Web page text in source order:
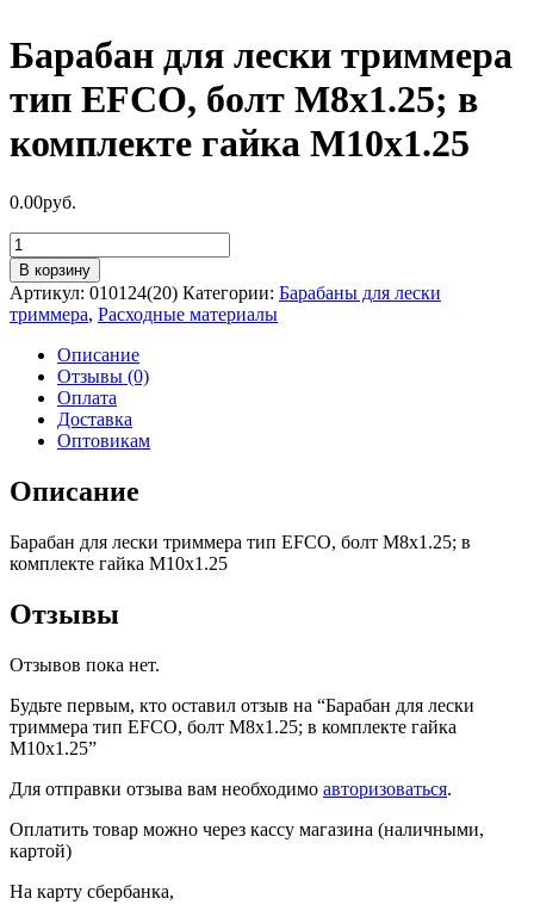
Барабан для лески триммера
тип EFCO, болт М8х1.25; в
комплекте гайка М10х1.25
0.00руб.
Количество
товара
Барабан
для
лески
триммера
EFCO,
болт
М8х1.25;
комплекте
гайка
В корзину
Артикул: 010124(20) Категории: Барабаны для лески
триммера, Расходные материалы
Описание
Отзывы (0)
Оплата
Доставка
Оптовикам
Описание
Барабан для лески триммера тип EFCO, болт М8х1.25; в
комплекте гайка М10х1.25
Отзывы
Отзывов пока нет.
Будьте первым, кто оставил отзыв на “Барабан для лески
триммера тип EFCO, болт М8х1.25; в комплекте гайка
М10х1.25”
Для отправки отзыва вам необходимо авторизоваться.
Оплатить товар можно через кассу магазина (наличными,
картой)
На карту сбербанка,